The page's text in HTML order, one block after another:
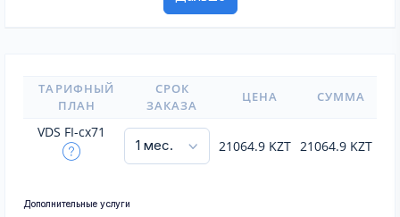
ТАРИФНЫЙ
ПЛАН
СРОК
ЗАКАЗА
ЦЕНА СУММА
VDS FI-cx71
21064.9 KZT 21064.9 KZT
Дополнительные услуги